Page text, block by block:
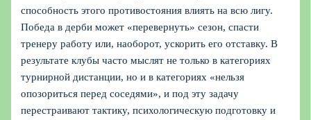
способность этого противостояния влиять на всю лигу.
Победа в дерби может «перевернуть» сезон, спасти
тренеру работу или, наоборот, ускорить его отставку. В
результате клубы часто мыслят не только в категориях
турнирной дистанции, но и в категориях «нельзя
опозориться перед соседями», и под эту задачу
перестраивают тактику, психологическую подготовку и